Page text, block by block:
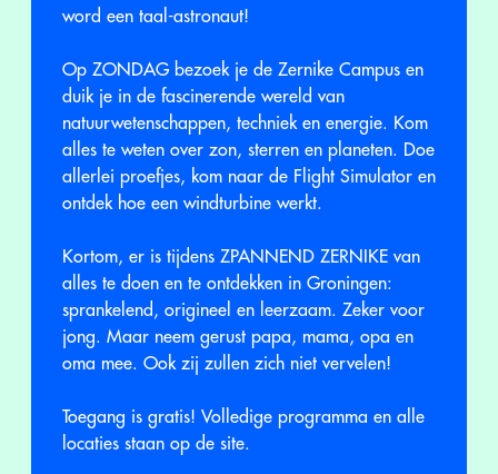
word een taal-astronaut!
Op ZONDAG bezoek je de Zernike Campus en
duik je in de fascinerende wereld van
natuurwetenschappen, techniek en energie. Kom
alles te weten over zon, sterren en planeten. Doe
allerlei proefjes, kom naar de Flight Simulator en
ontdek hoe een windturbine werkt.
Kortom, er is tijdens ZPANNEND ZERNIKE van
alles te doen en te ontdekken in Groningen:
sprankelend, origineel en leerzaam. Zeker voor
jong. Maar neem gerust papa, mama, opa en
oma mee. Ook zij zullen zich niet vervelen!
Toegang is gratis! Volledige programma en alle
locaties staan op de site.